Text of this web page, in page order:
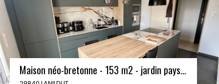
Maison néo-bretonne - 153 m2 - jardin paysagé - Lanildut, aperçu mer